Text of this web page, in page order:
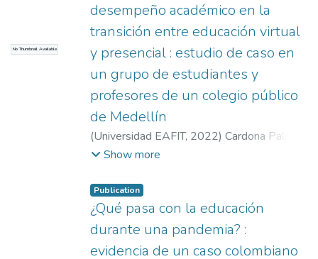
No Thumbnail Available
desempeño académico en la
transición entre educación virtual
y presencial : estudio de caso en
un grupo de estudiantes y
profesores de un colegio público
de Medellín
(Universidad EAFIT, 2022) Cardona Palacio,
Catalina;Otálvaro Carmona, Juan Gabriel
Show more
Publication
¿Qué pasa con la educación
durante una pandemia? :
evidencia de un caso colombiano